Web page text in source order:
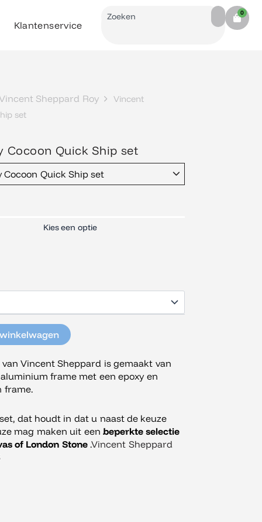
Klantenservice
Search 0
Cart
Sheppard Roy
Vincent
set
Cocoon Quick Ship set
Quick Ship set
Kies een optie
Vincent Sheppard is gemaakt van
frame met een epoxy en
frame.
dat houdt in dat u naast de keuze
mag maken uit een beperkte selectie
of London Stone.Vincent Sheppard